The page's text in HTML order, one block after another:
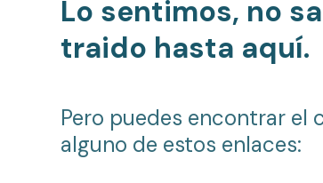
Lo sentimos, no
traido hasta aquí.
Pero puedes encontrar el
alguno de estos enlaces: